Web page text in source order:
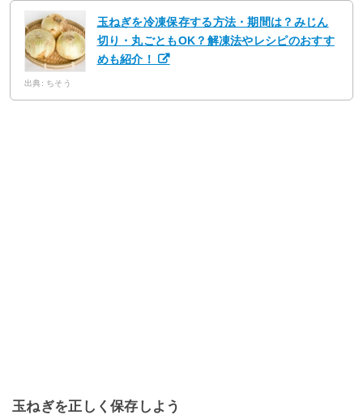
玉ねぎを冷凍保存する方法・期間は？みじん
切り・丸ごともOK？解凍法やレシピのおすす
めも紹介！
出典: ちそう
玉ねぎを正しく保存しよう